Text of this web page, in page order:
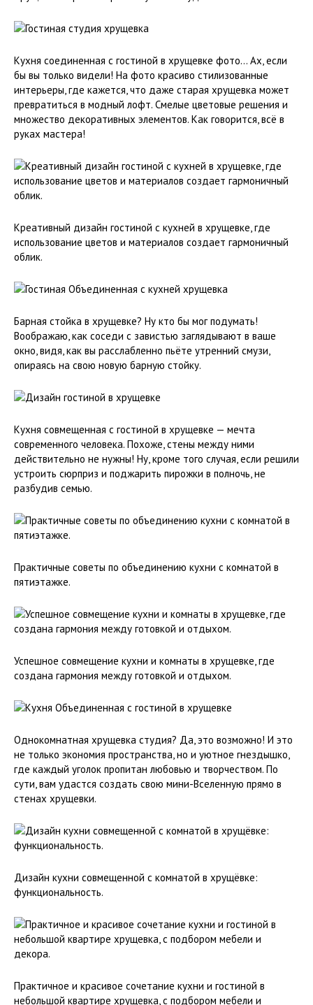
Кухня соединенная с гостиной в хрущевке фото… Ах, если
бы вы только видели! На фото красиво стилизованные
интерьеры, где кажется, что даже старая хрущевка может
превратиться в модный лофт. Смелые цветовые решения и
множество декоративных элементов. Как говорится, всё в
руках мастера!
Креативный дизайн гостиной с кухней в хрущевке, где
использование цветов и материалов создает гармоничный
облик.
Барная стойка в хрущевке? Ну кто бы мог подумать!
Воображаю, как соседи с завистью заглядывают в ваше
окно, видя, как вы расслабленно пьёте утренний смузи,
опираясь на свою новую барную стойку.
Кухня совмещенная с гостиной в хрущевке — мечта
современного человека. Похоже, стены между ними
действительно не нужны! Ну, кроме того случая, если решили
устроить сюрприз и поджарить пирожки в полночь, не
разбудив семью.
Практичные советы по объединению кухни с комнатой в
пятиэтажке.
Успешное совмещение кухни и комнаты в хрущевке, где
создана гармония между готовкой и отдыхом.
Однокомнатная хрущевка студия? Да, это возможно! И это
не только экономия пространства, но и уютное гнездышко,
где каждый уголок пропитан любовью и творчеством. По
сути, вам удастся создать свою мини-Вселенную прямо в
стенах хрущевки.
Дизайн кухни совмещенной с комнатой в хрущёвке:
функциональность.
Практичное и красивое сочетание кухни и гостиной в
небольшой квартире хрущевка, с подбором мебели и